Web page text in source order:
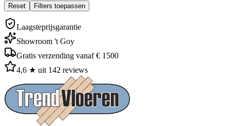
Reset Filters toepassen
Laagsteprijsgarantie
Showroom 't Goy
Gratis verzending vanaf € 1500
4,6 ★ uit 142 reviews